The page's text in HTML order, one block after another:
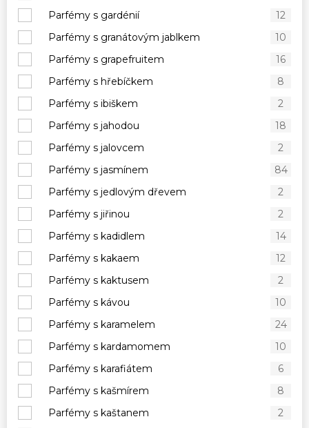
Parfémy s gardénií
12
Parfémy s granátovým jablkem
10
Parfémy s grapefruitem
16
Parfémy s hřebíčkem
8
Parfémy s ibiškem
2
Parfémy s jahodou
18
Parfémy s jalovcem
2
Parfémy s jasmínem
84
Parfémy s jedlovým dřevem
2
Parfémy s jiřinou
2
Parfémy s kadidlem
14
Parfémy s kakaem
12
Parfémy s kaktusem
2
Parfémy s kávou
10
Parfémy s karamelem
24
Parfémy s kardamomem
10
Parfémy s karafiátem
6
Parfémy s kašmírem
8
Parfémy s kaštanem
2